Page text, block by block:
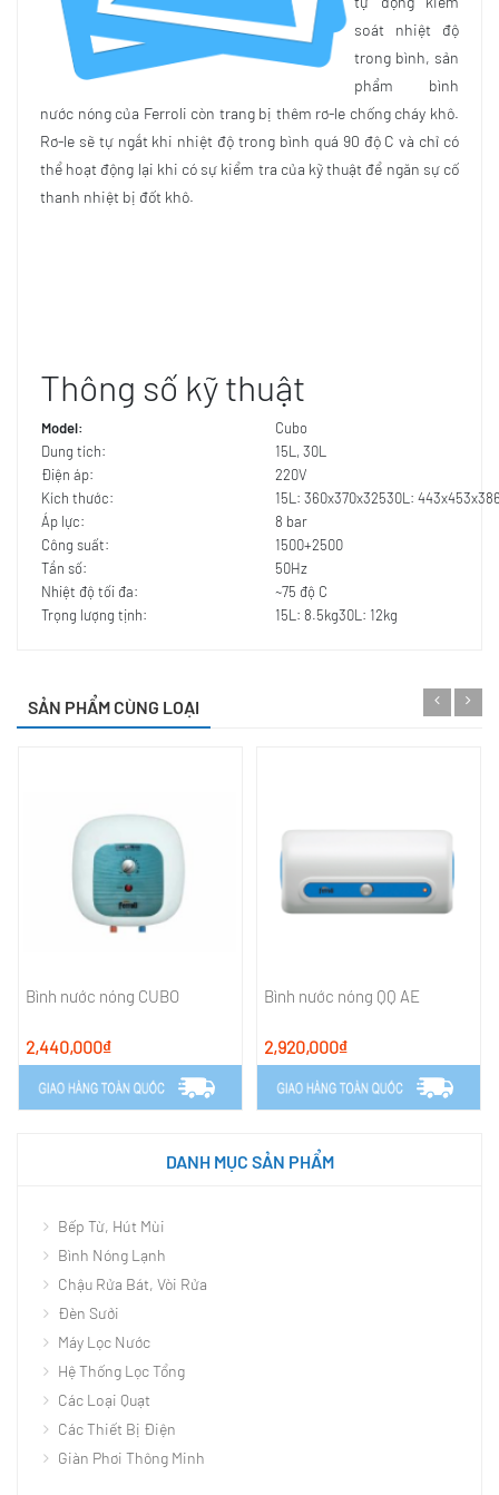
soát nhiệt độ
trong bình, sản
phẩm bình
nước nóng của Ferroli còn trang bị thêm rơ-le chống cháy khô.
Rơ-le sẽ tự ngắt khi nhiệt độ trong bình quá 90 độ C và chỉ có
thể hoạt động lại khi có sự kiểm tra của kỹ thuật để ngăn sự cố
thanh nhiệt bị đốt khô.
Thông số kỹ thuật
Model:
Cubo
Dung tích:
15L, 30L
Điện áp:
220V
Kích thước:
15L: 360x370x32530L:
Áp lực:
8 bar
Công suất:
1500+2500
Tần số:
50Hz
Nhiệt độ tối đa:
~75 độ C
Trọng lượng tịnh:
15L: 8.5kg30L: 12kg
SẢN PHẨM CÙNG LOẠI
Bình nước nóng CUBO
2,440,000₫
Bình nước nóng QQ AE
2,920,000₫
DANH MỤC SẢN PHẨM
Bếp Từ, Hút Mùi
Bình Nóng Lạnh
Chậu Rửa Bát, Vòi Rửa
Đèn Sưởi
Máy Lọc Nước
Hệ Thống Lọc Tổng
Các Loại Quạt
Các Thiết Bị Điện
Giàn Phơi Thông Minh